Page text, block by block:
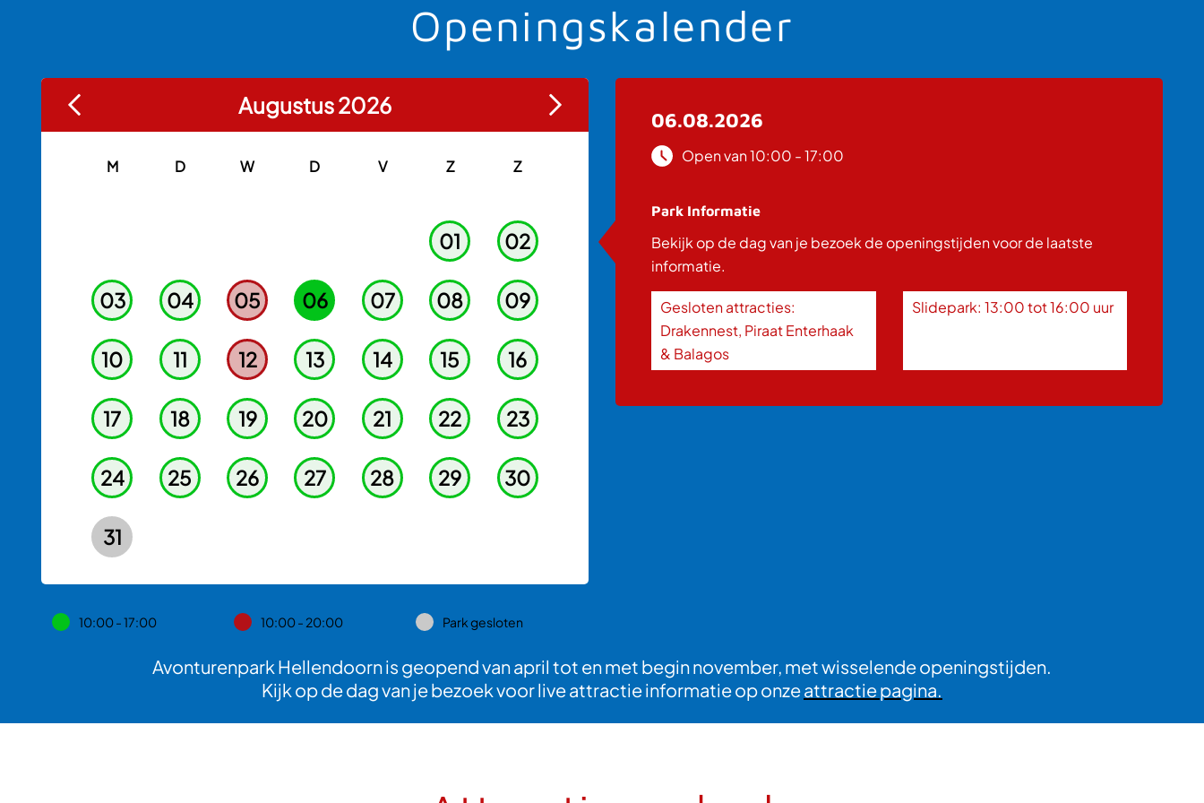
Openingskalender
Augustus 2026
M D W D V Z Z
01 02
03 04 05 06 07 08 09
10 11 12 13 14 15 16
17 18 19 20 21 22 23
24 25 26 27 28 29 30
31
10:00 - 17:00 10:00 - 20:00 Park gesloten
06.08.2026
Open van 10:00 - 17:00
Park Informatie
Bekijk op de dag van je bezoek de openingstijden voor de laatste
informatie.
Gesloten attracties:
Drakennest, Piraat Enterhaak
& Balagos
Slidepark: 13:00 tot 16:00 uur
Avonturenpark Hellendoorn is geopend van april tot en met begin november, met wisselende openingstijden.
Kijk op de dag van je bezoek voor live attractie informatie op onzeattractie pagina.